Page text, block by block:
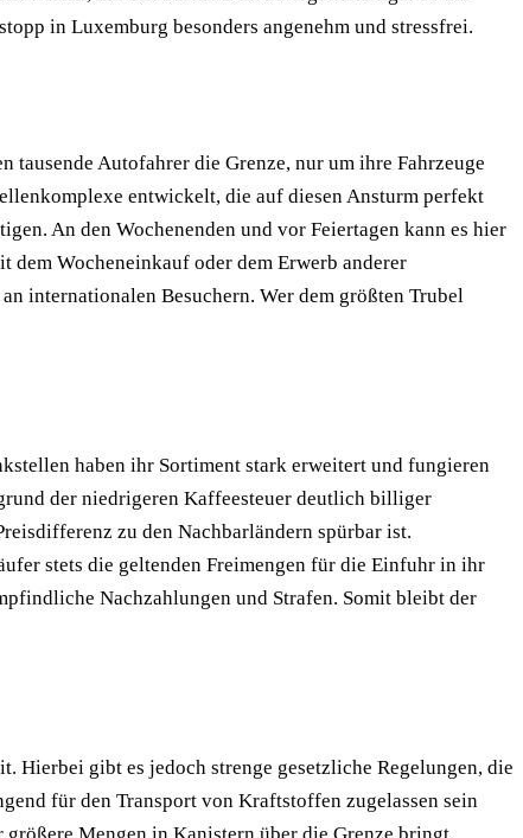
in Luxemburg besonders angenehm und stressfrei.
tausende Autofahrer die Grenze, nur um ihre Fahrzeuge
entwickelt, die auf diesen Ansturm perfekt
An den Wochenenden und vor Feiertagen kann es hier
dem Wocheneinkauf oder dem Erwerb anderer
internationalen Besuchern. Wer dem größten Trubel
haben ihr Sortiment stark erweitert und fungieren
der niedrigeren Kaffeesteuer deutlich billiger
zu den Nachbarländern spürbar ist.
stets die geltenden Freimengen für die Einfuhr in ihr
Nachzahlungen und Strafen. Somit bleibt der
Hierbei gibt es jedoch strenge gesetzliche Regelungen, die
für den Transport von Kraftstoffen zugelassen sein